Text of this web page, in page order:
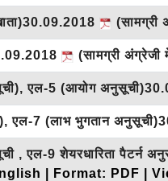
(सामग्री
(सामग्री अंग्रेजी
एल-5 (आयोग
एल-7 (लाभ भुगतान
, एल-9 शेयरधारिता
| Format: PDF |